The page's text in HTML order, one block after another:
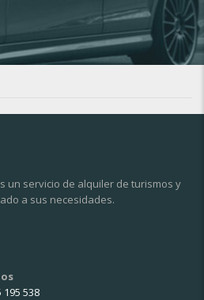
un servicio de alquiler de turismos y
a sus necesidades.
195 538